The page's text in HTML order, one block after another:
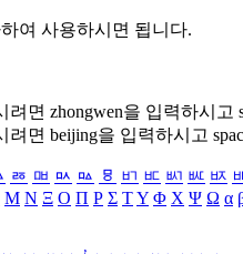
여 사용하시면 됩니다.
려면 zhongwen을 입력하시고
려면 beijing을 입력하시고
ㅭ ㅮ ㅯ ㅰ ㅱ ㅲ ㅳ ㅴ ㅵ ㅶ
Μ Ν Ξ Ο Π Ρ Σ ΤΥ Φ Χ Ψ Ω α